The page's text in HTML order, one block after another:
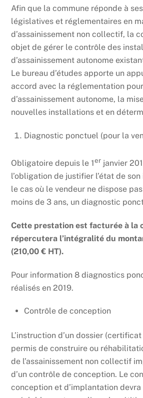
Afin que la commune réponde à
législatives et réglementaires en
d’assainissement non collectif, la
objet de gérer le contrôle des
d’assainissement autonome
Le bureau d’études apporte un
accord avec la réglementation
d’assainissement autonome, la
nouvelles installations et en
Diagnostic ponctuel (pour la
Obligatoire depuis le 1er janvier
l’obligation de justifier l’état de
le cas où le vendeur ne dispose
moins de 3 ans, un diagnostic
Cette prestation est facturée à la
répercutera l’intégralité du
(210,00 € HT).
Pour information 8 diagnostics
réalisés en 2019.
Contrôle de conception
L’instruction d’un dossier (certificat
permis de construire ou
de l’assainissement non collectif
d’un contrôle de conception. Le
conception et d’implantation